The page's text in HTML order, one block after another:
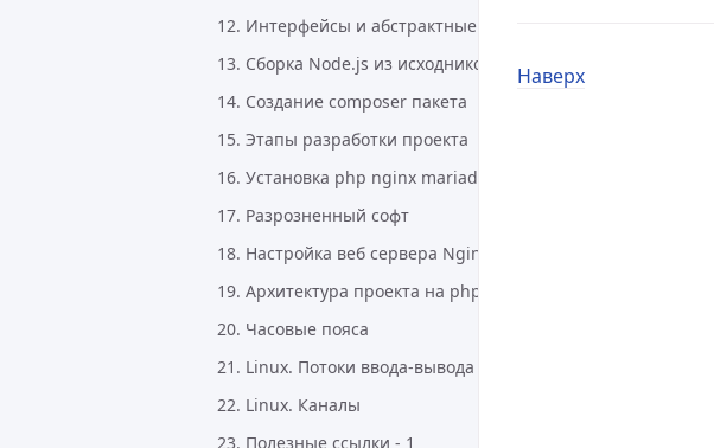
12. Интерфейсы и абстрактные классы в php
13. Сборка Node.js из исходников на Debian 10
14. Создание composer пакета
15. Этапы разработки проекта
16. Установка php nginx mariadb на Debian 10
17. Разрозненный софт
18. Настройка веб сервера Nginx
19. Архитектура проекта на php
20. Часовые пояса
21. Linux. Потоки ввода-вывода
22. Linux. Каналы
23. Полезные ссылки - 1
Наверх